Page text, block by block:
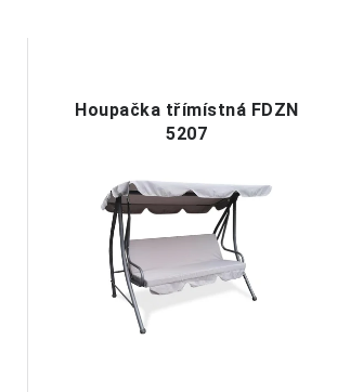
Houpačka třímístná FDZN
5207